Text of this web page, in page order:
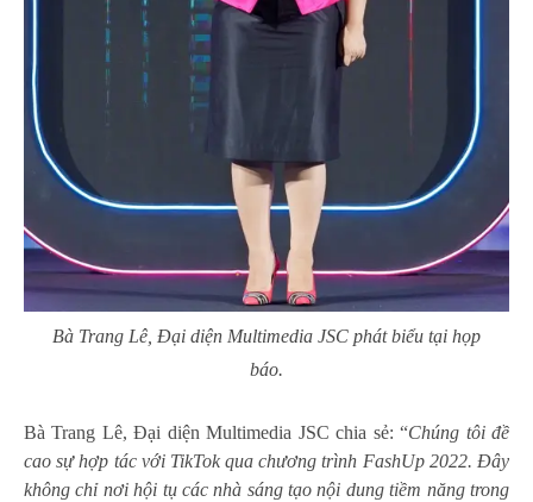
Bà Trang Lê, Đại diện Multimedia JSC phát biểu tại họp
báo.
Bà Trang Lê, Đại diện Multimedia JSC chia sẻ: “Chúng tôi đề
cao sự hợp tác với TikTok qua chương trình FashUp 2022. Đây
không chỉ nơi hội tụ các nhà sáng tạo nội dung tiềm năng trong